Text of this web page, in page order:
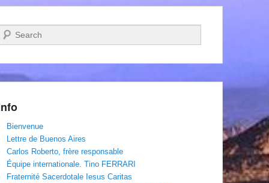
Recherche
Bienvenue
Lettre de Buenos Aires
Carlos Roberto, frère responsable
Équipe internationale. Tino FERRARI
Fraternité Sacerdotale Iesus Caritas